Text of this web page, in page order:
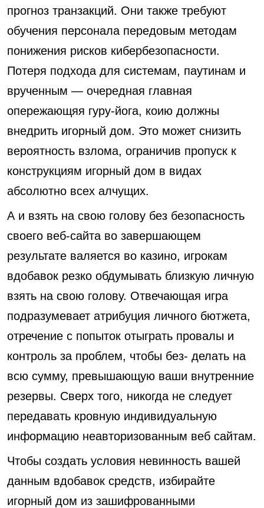
прогноз транзакций. Они также требуют
обучения персонала передовым методам
понижения рисков кибербезопасности.
Потеря подхода для системам, паутинам и
врученным — очередная главная
опережающяя гуру-йога, коию должны
внедрить игорный дом. Это может снизить
вероятность взлома, ограничив пропуск к
конструкциям игорный дом в видах
абсолютно всех алчущих.
А и взять на свою голову без безопасность
своего веб-сайта во завершающем
результате валяется во казино, игрокам
вдобавок резко обдумывать близкую личную
взять на свою голову. Отвечающая игра
подразумевает атрибуция личного бютжета,
отречение с попыток отыграть провалы и
контроль за проблем, чтобы без- делать на
всю сумму, превышающую ваши внутренние
резервы. Сверх того, никогда не следует
передавать кровную индивидуальную
информацию неавторизованным веб сайтам.
Чтобы создать условия невинность вашей
данным вдобавок средств, избирайте
игорный дом из зашифрованными